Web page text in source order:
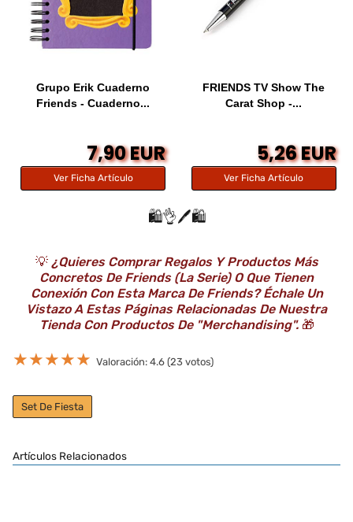
Grupo Erik Cuaderno
Friends - Cuaderno...
7,90 EUR
Ver Ficha Artículo
FRIENDS TV Show The
Carat Shop -...
5,26 EUR
Ver Ficha Artículo
🛍️👌🖊️🛍️
💡 ¿Quieres Comprar Regalos Y Productos Más
Concretos De Friends (la Serie) O Que Tienen
Conexión Con Esta Marca De Friends? Échale Un
Vistazo A Estas Páginas Relacionadas De Nuestra
Tienda Con Productos De "Merchandising".🎁
★★★★★ Valoración: 4.6 (23 votos)
Set De Fiesta
Artículos Relacionados